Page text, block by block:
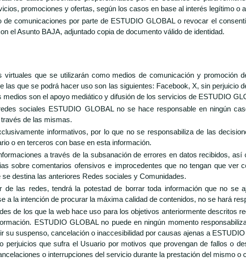
promociones y ofertas, según los casos en base al interés legítimo o
comunicaciones por parte de ESTUDIO GLOBAL o revocar el
el Asunto BAJA, adjuntado copia de documento válido de identidad.
que se utilizarán como medios de comunicación y promoción
que se podrá hacer uso son las siguientes: Facebook, X, sin perjuicio
son el apoyo mediático y difusión de los servicios de ESTUDIO
sociales ESTUDIO GLOBAL no se hace responsable en ningún
de las mismas.
informativos, por lo que no se responsabiliza de las
o en terceros con base en esta información.
a través de la subsanación de errores en datos recibidos,
sobre comentarios ofensivos e improcedentes que no tengan que ver
destina las anteriores Redes sociales y Comunidades.
las redes, tendrá la potestad de borrar toda información que no se
a la intención de procurar la máxima calidad de contenidos, no se hará
de los que la web hace uso para los objetivos anteriormente descritos
ESTUDIO GLOBAL no puede en ningún momento
su suspenso, cancelación o inaccesibilidad por causas ajenas a
perjuicios que sufra el Usuario por motivos que provengan de fallos o
o interrupciones del servicio durante la prestación del mismo o